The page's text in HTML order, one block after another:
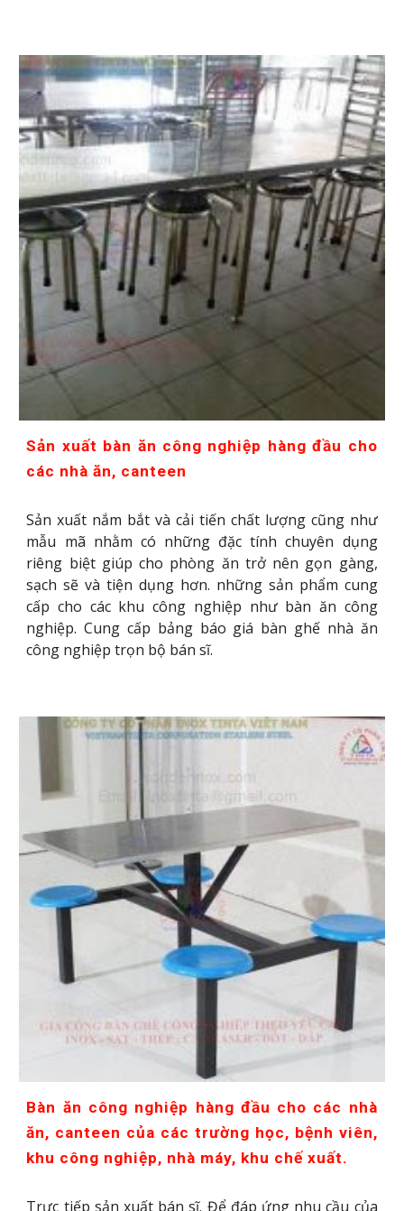
Sản xuất bàn ăn công nghiệp hàng đầu cho
các nhà ăn, canteen
Sản xuất nắm bắt và cải tiến chất lượng cũng như
mẫu mã nhằm có những đặc tính chuyên dụng
riêng biệt giúp cho phòng ăn trở nên gọn gàng,
sạch sẽ và tiện dụng hơn. những sản phẩm cung
cấp cho các khu công nghiệp như bàn ăn công
nghiệp. Cung cấp bảng báo giá bàn ghế nhà ăn
công nghiệp trọn bộ bán sĩ.
Bàn ăn công nghiệp hàng đầu cho các nhà
ăn, canteen của các trường học, bệnh viên,
khu công nghiệp, nhà máy, khu chế xuất.
Trực tiếp sản xuất bán sĩ. Để đáp ứng nhu cầu của